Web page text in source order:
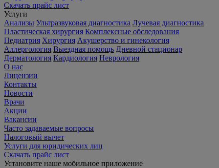
Скачать прайс лист
Услуги
Анализы Ультразвуковая диагностика Лучевая диагностика
Пластическая хирургия Комплексные обследования
Педиатрия Хирургия Акушерство и гинекология
Аллергология Выездная помощь Дневной стационар
Дерматология Кардиология Неврология
О нас
Лицензии
Контакты
Новости
Врачи
Акции
Вакансии
Часто задаваемые вопросы
Налоговый вычет
Услуги для юридических лиц
Скачать прайс лист
Установите наше мобильное приложение